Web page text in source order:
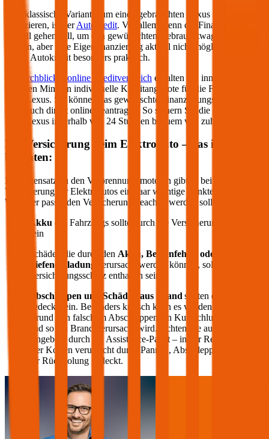
Eine klassische Variante, um einen gebrauchten Lexus
finanzieren, ist derAutokredit. Vor allem wenn die Finanzierung
schnell gehen soll, um den gewünschten Gebrauchtwagen zu
sichern, aber eine Eigenfinanzierung aktuell nicht möglich ist, ist ein
online Autokredit besonders praktisch.
durchblicker online Kreditvergleich erhalten Sie innerhalb von
wenigen Minuten individuelle Kreditangebote für die Finanzierung
Lexus. Sie können das gewünschte Finanzierungs-Angebot
dann auch direkt online beantragen. So sichern Sie die Finanzierung
Ihres
Lexus innerhalb von 24 Stunden bequem von zuhause aus.
Kfz-Versicherung beim Elektroauto – das ist zu
beachten:
Im Gegensatz zu den Verbrennungsmotoren gibt es bei der
Versicherung für Elektroautos ein paar wichtige Punkte, die bei der
Wahl der passenden Versicherung beachtet werden sollten:
Akku des Fahrzeugs sollte durch die Versicherung gedeckt
sein
Schäden die durch den Akku, Bedienfehler oder
Tiefenentladung
verursacht werden können, sollten im
Versicherungsschutz enthalten sein
Abschleppen und Schäden aus Brand sollten ebenfalls
gedeckt sein. Besonders kritisch kann es werden, wenn auf
Grund von falschem Abschleppen ein Kurzschluss entsteht
und so ein Brand verursacht wird. Achten Sie auch auf die
Angebote durch ein Assistance-Paket – in der Regel werden
hier Kosten verursacht durch Pannen, Abschleppen oder auch
für Rückholung gedeckt.